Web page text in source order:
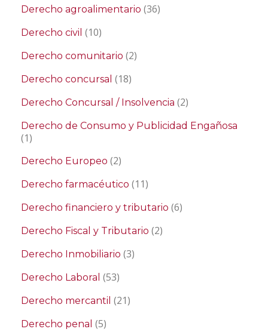
Derecho agroalimentario (36)
Derecho civil (10)
Derecho comunitario (2)
Derecho concursal (18)
Derecho Concursal / Insolvencia (2)
Derecho de Consumo y Publicidad Engañosa
(1)
Derecho Europeo (2)
Derecho farmacéutico (11)
Derecho financiero y tributario (6)
Derecho Fiscal y Tributario (2)
Derecho Inmobiliario (3)
Derecho Laboral (53)
Derecho mercantil (21)
Derecho penal (5)